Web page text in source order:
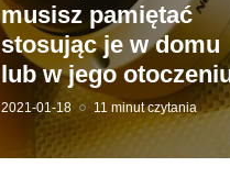
musisz pamiętać
stosując je w domu
lub w jego
2021-01-18 11 minut czytania